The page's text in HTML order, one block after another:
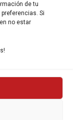
de tu
Si
no estar